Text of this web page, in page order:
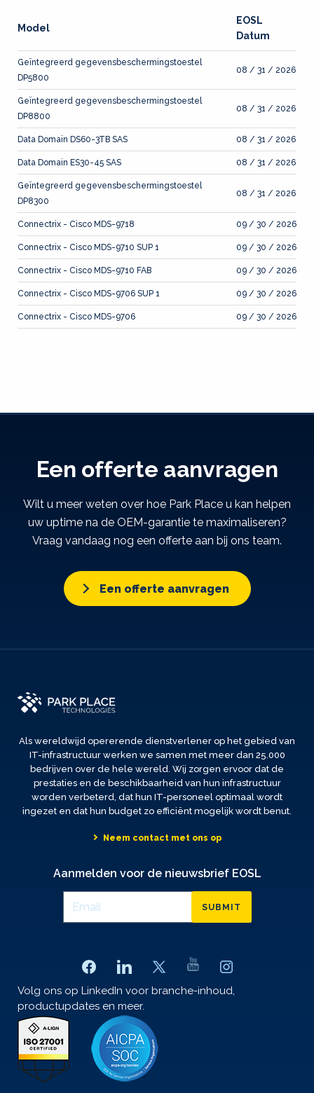
Model
EOSL
Datum
Geïntegreerd gegevensbeschermingstoestel
DP5800
08 / 31 / 2026
Geïntegreerd gegevensbeschermingstoestel
DP8800
08 / 31 / 2026
Data Domain DS60-3TB SAS 08 / 31 / 2026
Data Domain ES30-45 SAS 08 / 31 / 2026
Geïntegreerd gegevensbeschermingstoestel
DP8300
08 / 31 / 2026
Connectrix - Cisco MDS-9718 09 / 30 / 2026
Connectrix - Cisco MDS-9710 SUP 1 09 / 30 / 2026
Connectrix - Cisco MDS-9710 FAB 09 / 30 / 2026
Connectrix - Cisco MDS-9706 SUP 1 09 / 30 / 2026
Connectrix - Cisco MDS-9706 09 / 30 / 2026
Een offerte aanvragen
Wilt u meer weten over hoe Park Place u kan helpen
uw uptime na de OEM-garantie te maximaliseren?
Vraag vandaag nog een offerte aan bij ons team.
Een offerte aanvragen
Als wereldwijd opererende dienstverlener op het gebied van
IT-infrastructuur werken we samen met meer dan 25.000
bedrijven over de hele wereld. Wij zorgen ervoor dat de
prestaties en de beschikbaarheid van hun infrastructuur
worden verbeterd, dat hun IT-personeel optimaal wordt
ingezet en dat hun budget zo efficiënt mogelijk wordt benut.
Neem contact met ons op
Aanmelden voor de nieuwsbrief EOSL
SUBMIT
Volg ons op LinkedIn voor branche-inhoud,
productupdates en meer.